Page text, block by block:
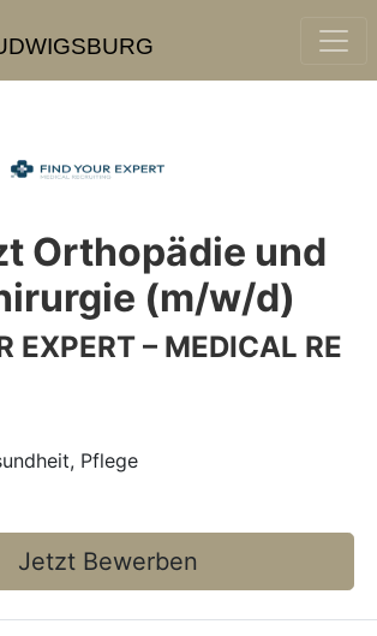
Orthopädie und
(m/w/d)
EXPERT – MEDICAL RE
Pflege
Jetzt Bewerben